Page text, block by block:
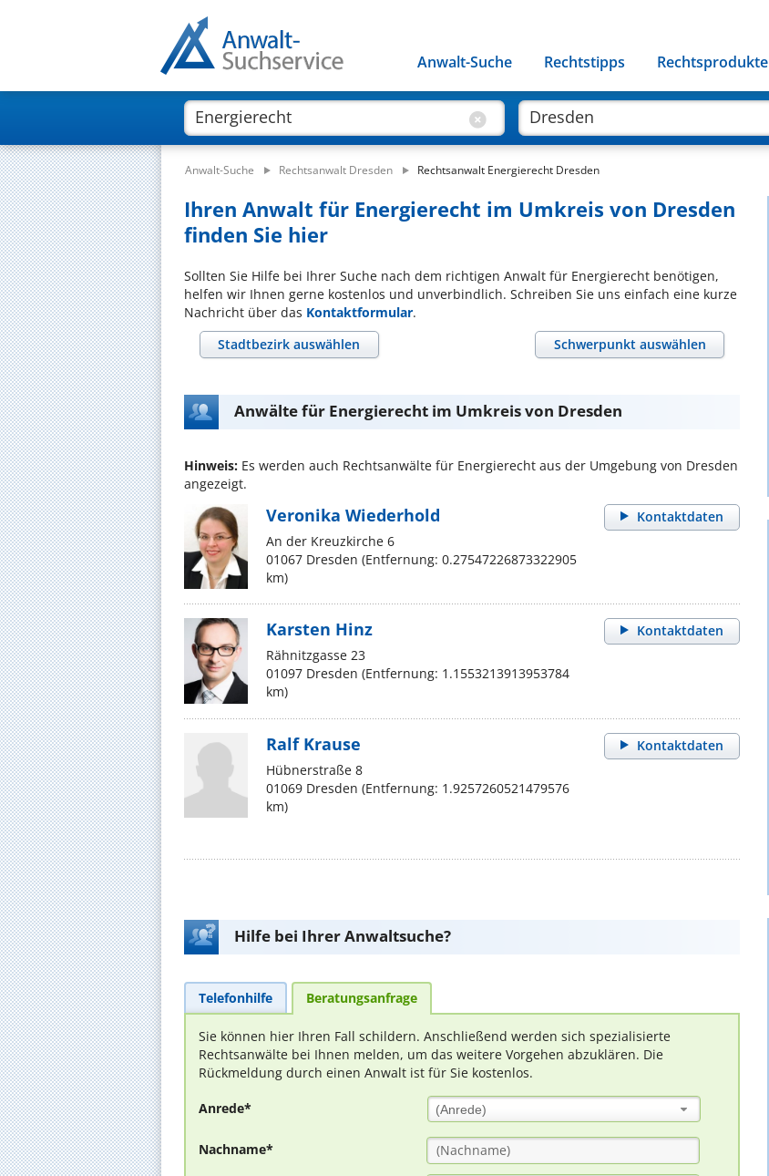
Anwalt-Suche Rechtstipps Rechtsprodukte
Anwalt-Suche Rechtsanwalt Dresden Rechtsanwalt Energierecht Dresden
Ihren Anwalt für Energierecht im Umkreis von Dresden
finden Sie hier
Sollten Sie Hilfe bei Ihrer Suche nach dem richtigen Anwalt für Energierecht benötigen,
helfen wir Ihnen gerne kostenlos und unverbindlich. Schreiben Sie uns einfach eine kurze
Nachricht über das Kontaktformular.
Stadtbezirk auswählen
Schwerpunkt auswählen
Anwälte für Energierecht im Umkreis von Dresden
Hinweis: Es werden auch Rechtsanwälte für Energierecht aus der Umgebung von Dresden
angezeigt.
Kontaktdaten
Veronika Wiederhold
An der Kreuzkirche 6
01067 Dresden (Entfernung: 0.27547226873322905
km)
Kontaktdaten
Karsten Hinz
Rähnitzgasse 23
01097 Dresden (Entfernung: 1.1553213913953784
km)
Kontaktdaten
Ralf Krause
Hübnerstraße 8
01069 Dresden (Entfernung: 1.9257260521479576
km)
Hilfe bei Ihrer Anwaltsuche?
Telefonhilfe Beratungsanfrage
Sie können hier Ihren Fall schildern. Anschließend werden sich spezialisierte
Rechtsanwälte bei Ihnen melden, um das weitere Vorgehen abzuklären. Die
Rückmeldung durch einen Anwalt ist für Sie kostenlos.
Anrede* (Anrede)
Nachname*